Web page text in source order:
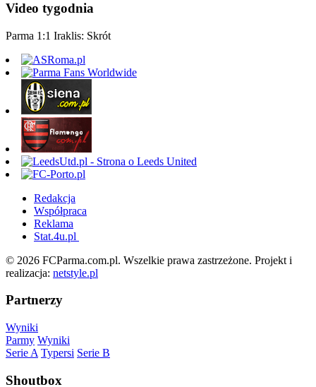
Video tygodnia
Parma 1:1 Iraklis: Skrót
Redakcja
Współpraca
Reklama
Stat.4u.pl
© 2026 FCParma.com.pl. Wszelkie prawa zastrzeżone. Projekt i
realizacja: netstyle.pl
Partnerzy
Wyniki
Parmy Wyniki
Serie A Typersi Serie B
Shoutbox